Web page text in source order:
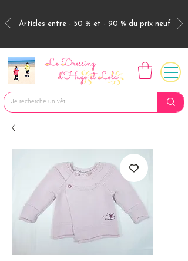
Articles entre - 50 % et - 90 % du prix neuf